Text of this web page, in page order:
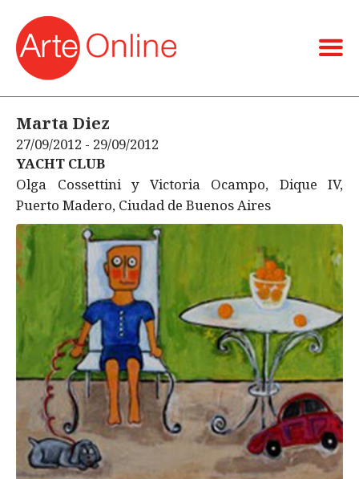
Marta Diez
27/09/2012 - 29/09/2012
YACHT CLUB
Olga Cossettini y Victoria Ocampo, Dique IV,
Puerto Madero, Ciudad de Buenos Aires